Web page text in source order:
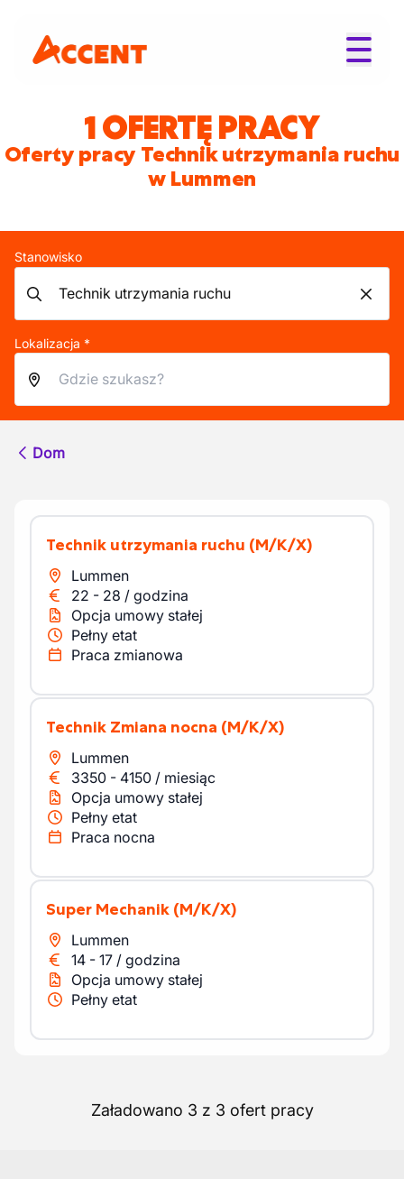
1 OFERTĘ PRACY
Oferty pracy Technik utrzymania ruchu
w Lummen
Stanowisko
Lokalizacja *
Dom
Technik utrzymania ruchu (M/K/X)
Lummen
22 - 28 / godzina
Opcja umowy stałej
Pełny etat
Praca zmianowa
Technik Zmiana nocna (M/K/X)
Lummen
3350 - 4150 / miesiąc
Opcja umowy stałej
Pełny etat
Praca nocna
Super Mechanik (M/K/X)
Lummen
14 - 17 / godzina
Opcja umowy stałej
Pełny etat
Załadowano 3 z 3 ofert pracy